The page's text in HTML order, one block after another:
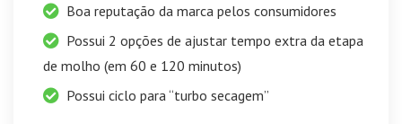
Boa reputação da marca pelos consumidores
Possui 2 opções de ajustar tempo extra da etapa
de molho (em 60 e 120 minutos)
Possui ciclo para “turbo secagem”